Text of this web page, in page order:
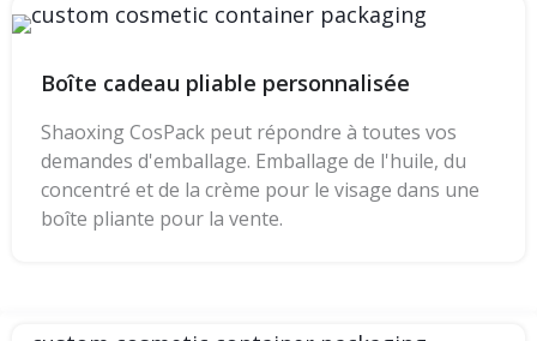
Boîte cadeau pliable personnalisée
Shaoxing CosPack peut répondre à toutes vos
demandes d'emballage. Emballage de l'huile, du
concentré et de la crème pour le visage dans une
boîte pliante pour la vente.